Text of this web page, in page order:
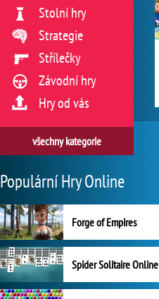
Stolní hry
Strategie
Střílečky
Závodní hry
Hry od vás
všechny kategorie
Populární Hry Online
Forge of Empires
Spider Solitaire Online